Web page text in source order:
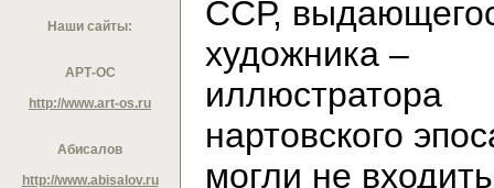
Наши сайты:
АРТ-ОС
http://www.art-os.ru
Абисалов
http://www.abisalov.ru
ССР,
художника –
иллюстратора
нартовского
могли не входить